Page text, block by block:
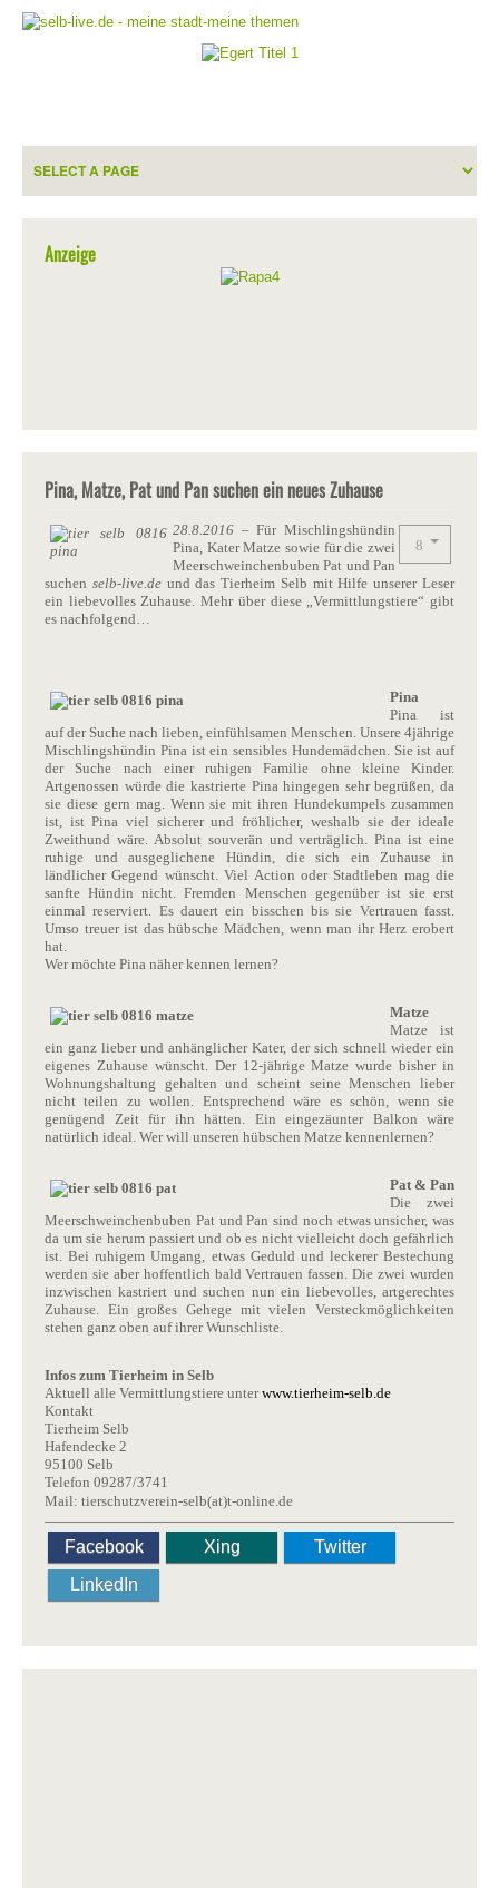
Anzeige
Pina, Matze, Pat und Pan suchen ein neues Zuhause
28.8.2016 – Für Mischlingshündin
Pina, Kater Matze sowie für die zwei
Meerschweinchenbuben Pat und Pan
suchen selb-live.deund das Tierheim Selb mit Hilfe unserer Leser
ein liebevolles Zuhause. Mehr über diese „Vermittlungstiere“ gibt
es nachfolgend…
Pina
Pina ist
auf der Suche nach lieben, einfühlsamen Menschen. Unsere 4jährige
Mischlingshündin Pina ist ein sensibles Hundemädchen. Sie ist auf
der Suche nach einer ruhigen Familie ohne kleine Kinder.
Artgenossen würde die kastrierte Pina hingegen sehr begrüßen, da
sie diese gern mag. Wenn sie mit ihren Hundekumpels zusammen
ist, ist Pina viel sicherer und fröhlicher, weshalb sie der ideale
Zweithund wäre. Absolut souverän und verträglich. Pina ist eine
ruhige und ausgeglichene Hündin, die sich ein Zuhause in
ländlicher Gegend wünscht. Viel Action oder Stadtleben mag die
sanfte Hündin nicht. Fremden Menschen gegenüber ist sie erst
einmal reserviert. Es dauert ein bisschen bis sie Vertrauen fasst.
Umso treuer ist das hübsche Mädchen, wenn man ihr Herz erobert
hat.
Wer möchte Pina näher kennen lernen?
Matze
Matze ist
ein ganz lieber und anhänglicher Kater, der sich schnell wieder ein
eigenes Zuhause wünscht. Der 12-jährige Matze wurde bisher in
Wohnungshaltung gehalten und scheint seine Menschen lieber
nicht teilen zu wollen. Entsprechend wäre es schön, wenn sie
genügend Zeit für ihn hätten. Ein eingezäunter Balkon wäre
natürlich ideal. Wer will unseren hübschen Matze kennenlernen?
Pat & Pan
Die zwei
Meerschweinchenbuben Pat und Pan sind noch etwas unsicher, was
da um sie herum passiert und ob es nicht vielleicht doch gefährlich
ist. Bei ruhigem Umgang, etwas Geduld und leckerer Bestechung
werden sie aber hoffentlich bald Vertrauen fassen. Die zwei wurden
inzwischen kastriert und suchen nun ein liebevolles, artgerechtes
Zuhause. Ein großes Gehege mit vielen Versteckmöglichkeiten
stehen ganz oben auf ihrer Wunschliste.
Infos zum Tierheim in Selb
Aktuell alle Vermittlungstiere unterwww.tierheim-selb.de
Kontakt
Tierheim Selb
Hafendecke 2
95100 Selb
Telefon 09287/3741
Mail: tierschutzverein-selb(at)t-online.de
Facebook Xing
Twitter
LinkedIn